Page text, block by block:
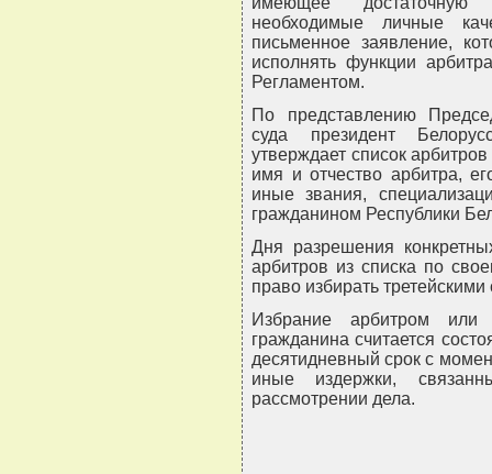
необходимые личные
письменное заявление,
исполнять функции
Регламентом.
По представлению
суда президент
утверждает список
имя и отчество арбитра,
иные звания,
гражданином Республики
Дня разрешения
арбитров из списка по
право избирать
Избрание арбитром или
гражданина считается
десятидневный срок с
иные издержки,
рассмотрении дела.